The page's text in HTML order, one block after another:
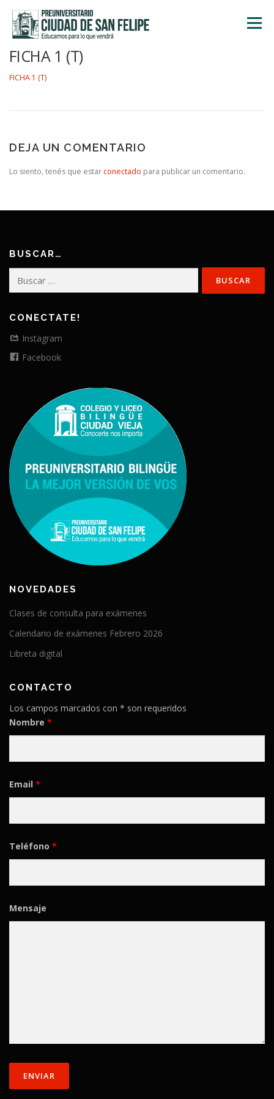
contenido
Menú
FICHA 1 (T)
FICHA 1 (T)
DEJA UN COMENTARIO
Lo siento, tenés que estar conectado para publicar un comentario.
BUSCAR…
CONECTATE!
Instagram
Facebook
NOVEDADES
Clases de consulta para exámenes
Calendario de exámenes Febrero 2026
Libreta digital
CONTACTO
Los campos marcados con * son requeridos
Nombre *
Email *
Teléfono *
Mensaje